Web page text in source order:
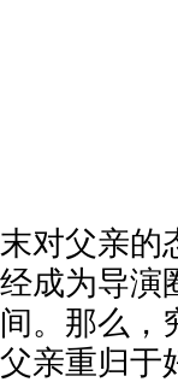
末对父亲的
经成为导演
间。那么，
父亲重归于